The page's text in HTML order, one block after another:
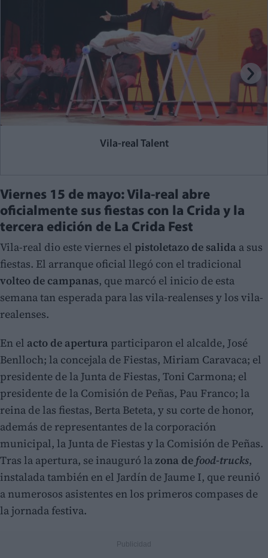
Vila-real Talent
Viernes 15 de mayo: Vila-real abre
oficialmente sus fiestas con la Crida y la
tercera edición de La Crida Fest
Vila-real dio este viernes el pistoletazo de salida a sus
fiestas. El arranque oficial llegó con el tradicional
volteo de campanas, que marcó el inicio de esta
semana tan esperada para las vila-realenses y los vila-
realenses.
En el acto de apertura participaron el alcalde, José
Benlloch; la concejala de Fiestas, Miriam Caravaca; el
presidente de la Junta de Fiestas, Toni Carmona; el
presidente de la Comisión de Peñas, Pau Franco; la
reina de las fiestas, Berta Beteta, y su corte de honor,
además de representantes de la corporación
municipal, la Junta de Fiestas y la Comisión de Peñas.
Tras la apertura, se inauguró lazona de food-trucks,
instalada también en el Jardín de Jaume I, que reunió
a numerosos asistentes en los primeros compases de
la jornada festiva.